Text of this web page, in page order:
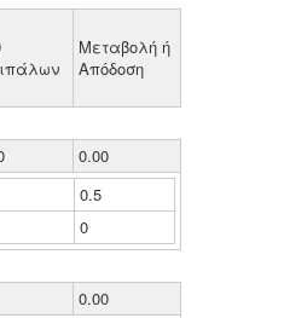
Μεταβολή ή
Απόδοση
0.00
0.5
0
0.00